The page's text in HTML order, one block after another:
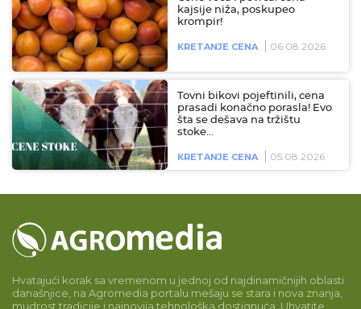
kajsije niža, poskupeo
krompir!
KRETANJE CENA 06.08.2026
Tovni bikovi pojeftinili, cena
prasadi konačno porasla! Evo
šta se dešava na tržištu
stoke…
KRETANJE CENA 05.08.2026
Hvatajući korak sa vremenom u jednoj od najdinamičnijih oblasti
današnjice, na Agromedia portalu mešaju se stara i nova znanja,
mudrost tradicije i najnovija tehnološka dostignuća. Uhvatite